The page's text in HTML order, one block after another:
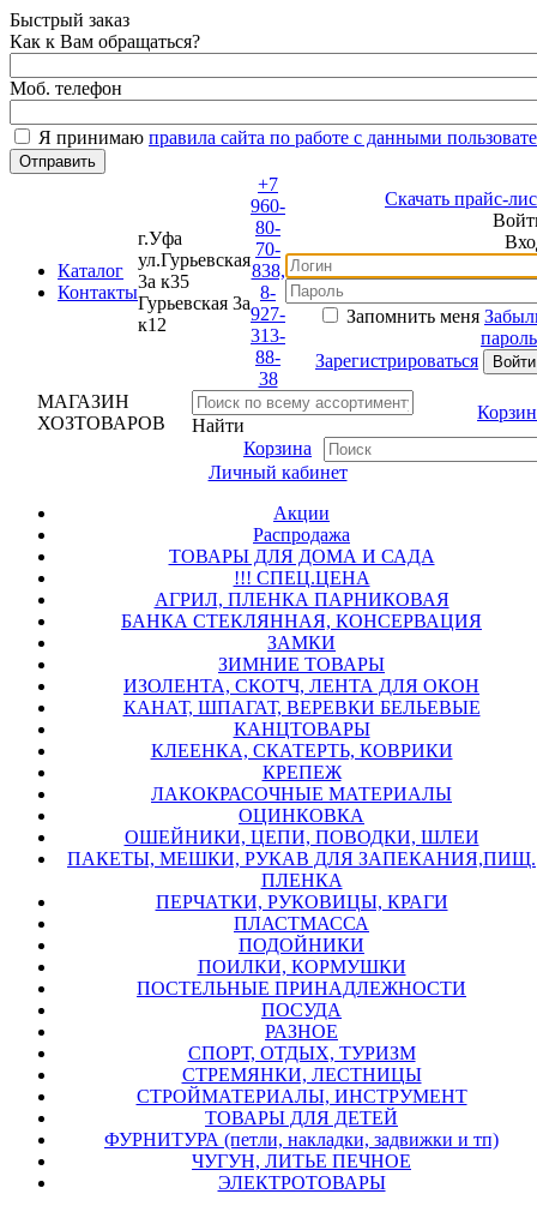
Быстрый заказ
Как к Вам обращаться?
Моб. телефон
Я принимаюправила сайта по работе с данными
Каталог
Контакты
г.Уфа
ул.Гурьевская
3а к35
Гурьевская 3а
к12
+7
960-
80-
70-
838,
8-
927-
313-
88-
38
Скачать прайс-лист
Войти
Вход
Запомнить меня Забыли
пароль?
Зарегистрироваться
МАГАЗИН
ХОЗТОВАРОВ
Найти
Корзина
Корзина
Личный кабинет
Акции
Распродажа
ТОВАРЫ ДЛЯ ДОМА И САДА
!!! СПЕЦ.ЦЕНА
АГРИЛ, ПЛЕНКА ПАРНИКОВАЯ
БАНКА СТЕКЛЯННАЯ, КОНСЕРВАЦИЯ
ЗАМКИ
ЗИМНИЕ ТОВАРЫ
ИЗОЛЕНТА, СКОТЧ, ЛЕНТА ДЛЯ ОКОН
КАНАТ, ШПАГАТ, ВЕРЕВКИ БЕЛЬЕВЫЕ
КАНЦТОВАРЫ
КЛЕЕНКА, СКАТЕРТЬ, КОВРИКИ
КРЕПЕЖ
ЛАКОКРАСОЧНЫЕ МАТЕРИАЛЫ
ОЦИНКОВКА
ОШЕЙНИКИ, ЦЕПИ, ПОВОДКИ, ШЛЕИ
ПАКЕТЫ, МЕШКИ, РУКАВ ДЛЯ ЗАПЕКАНИЯ,ПИЩ.
ПЛЕНКА
ПЕРЧАТКИ, РУКОВИЦЫ, КРАГИ
ПЛАСТМАССА
ПОДОЙНИКИ
ПОИЛКИ, КОРМУШКИ
ПОСТЕЛЬНЫЕ ПРИНАДЛЕЖНОСТИ
ПОСУДА
РАЗНОЕ
СПОРТ, ОТДЫХ, ТУРИЗМ
СТРЕМЯНКИ, ЛЕСТНИЦЫ
СТРОЙМАТЕРИАЛЫ, ИНСТРУМЕНТ
ТОВАРЫ ДЛЯ ДЕТЕЙ
ФУРНИТУРА (петли, накладки, задвижки и тп)
ЧУГУН, ЛИТЬЕ ПЕЧНОЕ
ЭЛЕКТРОТОВАРЫ